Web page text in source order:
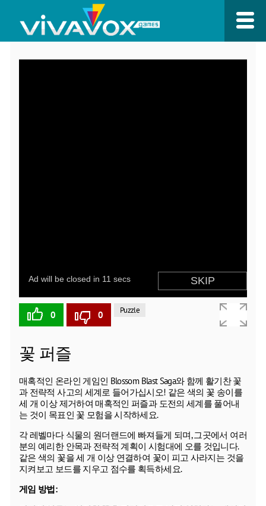
0 0 Puzzle
꽃 퍼즐
매혹적인 온라인 게임인 Blossom Blast Saga와 함께 활기찬 꽃
과 전략적 사고의 세계로 들어가십시오! 같은 색의 꽃 송이를
세 개 이상 제거하여 매혹적인 퍼즐과 도전의 세계를 풀어내
는 것이 목표인 꽃 모험을 시작하세요.
각 레벨마다 식물의 원더랜드에 빠져들게 되며, 그곳에서 여러
분의 예리한 안목과 전략적 계획이 시험대에 오를 것입니다.
같은 색의 꽃을 세 개 이상 연결하여 꽃이 피고 사라지는 것을
지켜보고 보드를 지우고 점수를 획득하세요.
게임 방법: